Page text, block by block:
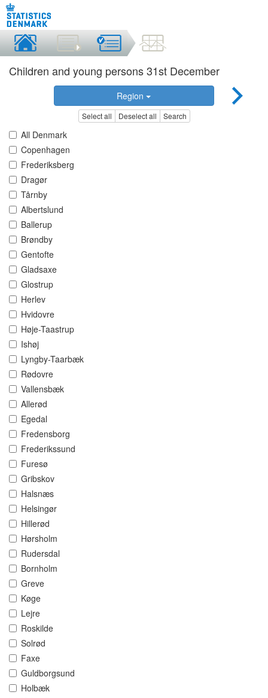
Children and young persons 31st December
Region
Select all Deselect all Search
All Denmark
Copenhagen
Frederiksberg
Dragør
Tårnby
Albertslund
Ballerup
Brøndby
Gentofte
Gladsaxe
Glostrup
Herlev
Hvidovre
Høje-Taastrup
Ishøj
Lyngby-Taarbæk
Rødovre
Vallensbæk
Allerød
Egedal
Fredensborg
Frederikssund
Furesø
Gribskov
Halsnæs
Helsingør
Hillerød
Hørsholm
Rudersdal
Bornholm
Greve
Køge
Lejre
Roskilde
Solrød
Faxe
Guldborgsund
Holbæk